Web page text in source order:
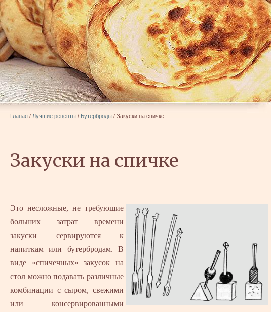
Гланая / Лучшие рецепты / Бутерброды / Закуски на спичке
Закуски на спичке
Это несложные, не требующие
больших затрат времени
закуски сервируются к
напиткам или бутербродам. В
виде «спичечных» закусок на
стол можно подавать различные
комбинации с сыром, свежими
или консервированными